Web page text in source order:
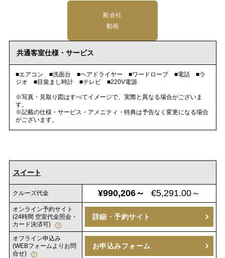
船会社
動画
共通客室仕様・サービス
■エアコン ■洗面台 ■ヘアドライヤー ■ワードローブ ■電話 ■ラ
ジオ ■目覚まし時計 ■テレビ ■220V電源
※写真・見取り図はすべてイメージで、実際と異なる場合がございま
す。
※記載の仕様・サービス・アメニティ・特典は予告なく変更になる場合
がございます。
スイート
クルーズ代金 ¥990,206～ €5,291.00～
オンライン予約サイト
(24時間 空室代金照会・
カード決済可)
詳細・予約サイト
オフライン申込み
(WEBフォームよりお問
合せ)
お申込みフォーム